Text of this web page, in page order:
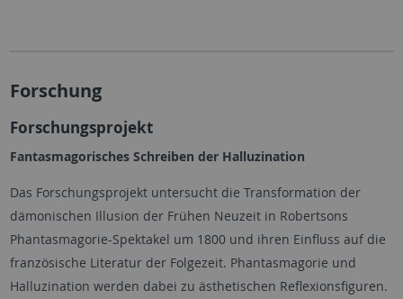
Forschung
Forschungsprojekt
Fantasmagorisches Schreiben der Halluzination
Das Forschungsprojekt untersucht die Transformation der
dämonischen Illusion der Frühen Neuzeit in Robertsons
Phantasmagorie-Spektakel um 1800 und ihren Einfluss auf die
französische Literatur der Folgezeit. Phantasmagorie und
Halluzination werden dabei zu ästhetischen Reflexionsfiguren.